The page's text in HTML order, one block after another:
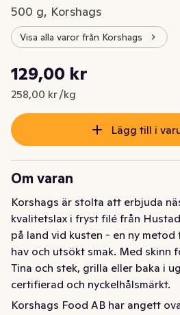
500 g, Korshags
Visa alla varor från Korshags
Nuvarande pris är: 129,00 kr
129,00 kr
258,00 kr /kg
Styckpris: 258,00 kr /kg
Lägg till i
Om varan
Korshags är stolta att erbjuda
kvalitetslax i fryst filé från
på land vid kusten - en ny
hav och utsökt smak. Med skinn
Tina och stek, grilla eller baka i
certifierad och nyckelhålsmärkt.
Korshags Food AB har angett